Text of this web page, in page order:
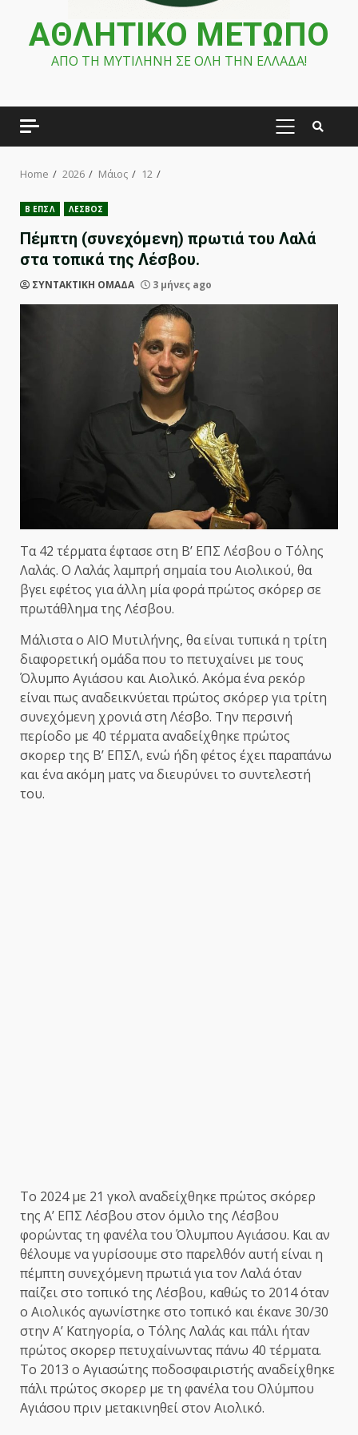
ΑΘΛΗΤΙΚΟ ΜΕΤΩΠΟ
ΑΠΟ ΤΗ ΜΥΤΙΛΗΝΗ ΣΕ ΟΛΗ ΤΗΝ ΕΛΛΑΔΑ!
PRIMARY
Home 2026 Μάιος 12
Β ΕΠΣΛ ΛΕΣΒΟΣ
Πέμπτη (συνεχόμενη) πρωτιά του Λαλά
στα τοπικά της Λέσβου.
ΣΥΝΤΑΚΤΙΚΗ ΟΜΑΔΑ 3 μήνες ago
Τα 42 τέρματα έφτασε στη Β’ ΕΠΣ Λέσβου ο Τόλης
Λαλάς. Ο Λαλάς λαμπρή σημαία του Αιολικού, θα
βγει εφέτος για άλλη μία φορά πρώτος σκόρερ σε
πρωτάθλημα της Λέσβου.
Μάλιστα ο ΑΙΟ Μυτιλήνης, θα είναι τυπικά η τρίτη
διαφορετική ομάδα που το πετυχαίνει με τους
Όλυμπο Αγιάσου και Αιολικό. Ακόμα ένα ρεκόρ
είναι πως αναδεικνύεται πρώτος σκόρερ για τρίτη
συνεχόμενη χρονιά στη Λέσβο. Την περσινή
περίοδο με 40 τέρματα αναδείχθηκε πρώτος
σκορερ της Β’ ΕΠΣΛ, ενώ ήδη φέτος έχει παραπάνω
και ένα ακόμη ματς να διευρύνει το συντελεστή
του.
Το 2024 με 21 γκολ αναδείχθηκε πρώτος σκόρερ
της Α’ ΕΠΣ Λέσβου στον όμιλο της Λέσβου
φορώντας τη φανέλα του Όλυμπου Αγιάσου. Και αν
θέλουμε να γυρίσουμε στο παρελθόν αυτή είναι η
πέμπτη συνεχόμενη πρωτιά για τον Λαλά όταν
παίζει στο τοπικό της Λέσβου, καθώς το 2014 όταν
ο Αιολικός αγωνίστηκε στο τοπικό και έκανε 30/30
στην Α’ Κατηγορία, ο Τόλης Λαλάς και πάλι ήταν
πρώτος σκορερ πετυχαίνωντας πάνω 40 τέρματα.
Το 2013 ο Αγιασώτης ποδοσφαιριστής αναδείχθηκε
πάλι πρώτος σκορερ με τη φανέλα του Ολύμπου
Αγιάσου πριν μετακινηθεί στον Αιολικό.